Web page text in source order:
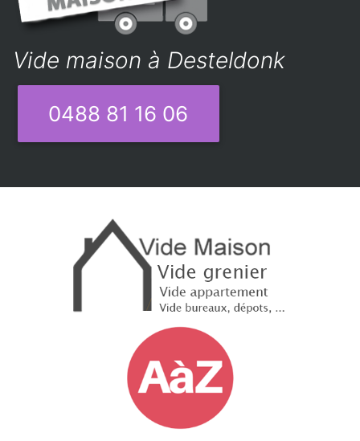
Vide maison à Desteldonk
0488 81 16 06